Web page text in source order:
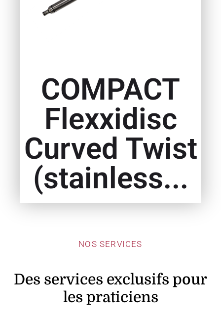
COMPACT
Flexxidisc
Curved Twist
(stainless...
NOS SERVICES
Des services exclusifs pour
les praticiens